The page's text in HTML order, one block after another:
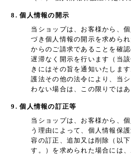
8. 個人情報の開示
当ショップは、お客様から、
づき個人情報の開示を求めら
からのご請求であることを確
遅滞なく開示を行います（当
きにはその旨を通知いたしま
護法その他の法令により、当
わない場合は、この限りではあ
9. 個人情報の訂正等
当ショップは、お客様から、
う理由によって、個人情報保
容の訂正、追加又は削除（以
す。）を求められた場合には